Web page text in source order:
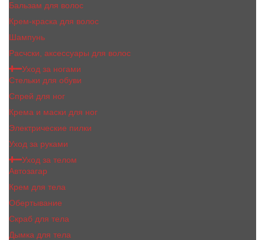
Бальзам для волос
Крем-краска для волос
Шампунь
Расчски, аксессуары для волос
Уход за ногами
Стельки для обуви
Спрей для ног
Крема и маски для ног
Электрические пилки
Уход за руками
Уход за телом
Автозагар
Крем для тела
Обертывание
Скраб для тела
Дымка для тела